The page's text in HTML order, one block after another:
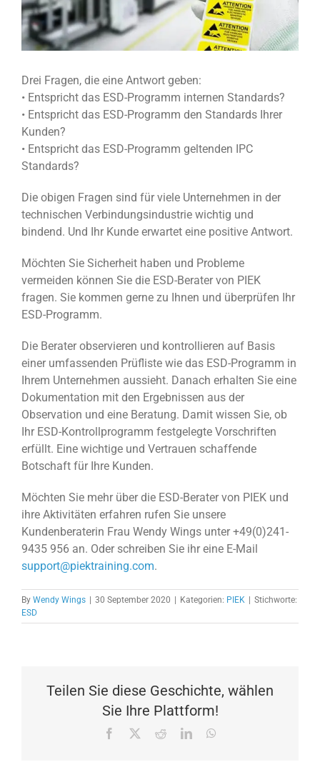
Drei Fragen, die eine Antwort geben:
• Entspricht das ESD-Programm internen Standards?
• Entspricht das ESD-Programm den Standards Ihrer
Kunden?
• Entspricht das ESD-Programm geltenden IPC
Standards?
Die obigen Fragen sind für viele Unternehmen in der
technischen Verbindungsindustrie wichtig und
bindend. Und Ihr Kunde erwartet eine positive Antwort.
Möchten Sie Sicherheit haben und Probleme
vermeiden können Sie die ESD-Berater von PIEK
fragen. Sie kommen gerne zu Ihnen und überprüfen Ihr
ESD-Programm.
Die Berater observieren und kontrollieren auf Basis
einer umfassenden Prüfliste wie das ESD-Programm in
Ihrem Unternehmen aussieht. Danach erhalten Sie eine
Dokumentation mit den Ergebnissen aus der
Observation und eine Beratung. Damit wissen Sie, ob
Ihr ESD-Kontrollprogramm festgelegte Vorschriften
erfüllt. Eine wichtige und Vertrauen schaffende
Botschaft für Ihre Kunden.
Möchten Sie mehr über die ESD-Berater von PIEK und
ihre Aktivitäten erfahren rufen Sie unsere
Kundenberaterin Frau Wendy Wings unter +49(0)241-
9435 956 an. Oder schreiben Sie ihr eine E-Mail
support@piektraining.com.
By Wendy Wings | 30 September 2020 | Kategorien: PIEK | Stichworte:
ESD
Teilen Sie diese Geschichte, wählen
Sie Ihre Plattform!
Facebook RedditLinkedIn